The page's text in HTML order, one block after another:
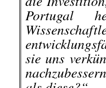
Portugal
sie uns